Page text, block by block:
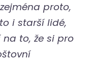
proto,
i starší lidé,
to, že si pro